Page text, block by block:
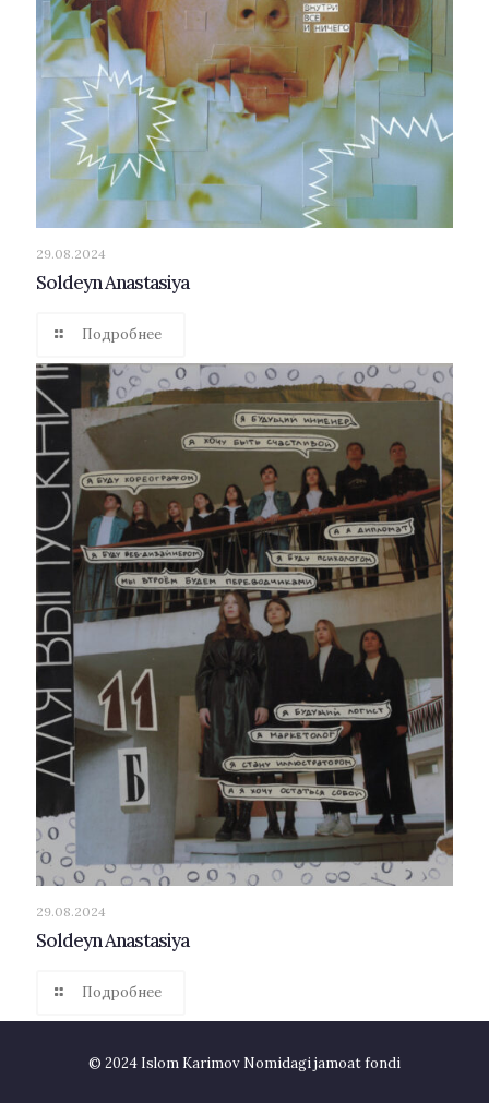
29.08.2024
Soldeyn Anastasiya
Подробнее
29.08.2024
Soldeyn Anastasiya
Подробнее
© 2024 Islom Karimov Nomidagi jamoat fondi